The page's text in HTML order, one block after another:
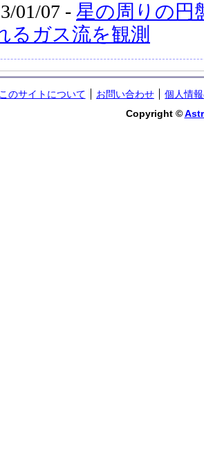
01/07 - 星の周りの円
るガス流を観測
このサイトについて お問い合わせ
個人情
Copyright ©